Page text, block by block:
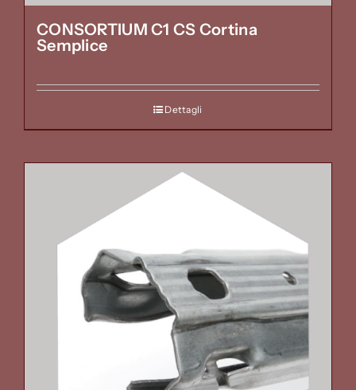
CONSORTIUM C1 CS Cortina
Semplice
Dettagli